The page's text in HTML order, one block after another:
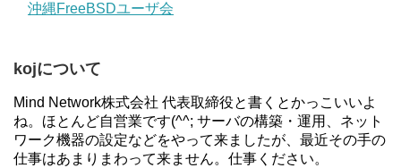
沖縄FreeBSDユーザ会
kojについて
Mind Network株式会社 代表取締役と書くとかっこいいよ
ね。ほとんど自営業です(^^; サーバの構築・運用、ネット
ワーク機器の設定などをやって来ましたが、最近その手の
仕事はあまりまわって来ません。仕事ください。